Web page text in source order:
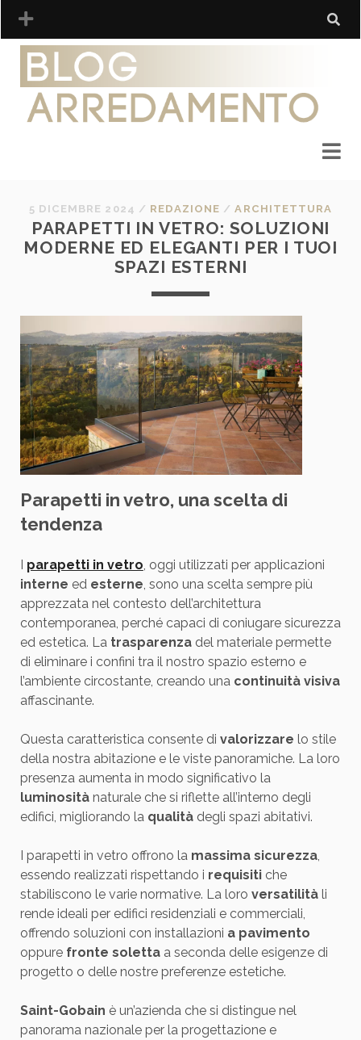
5 DICEMBRE 2024 / REDAZIONE /ARCHITETTURA
PARAPETTI IN VETRO: SOLUZIONI
MODERNE ED ELEGANTI PER I TUOI
SPAZI ESTERNI
Parapetti in vetro, una scelta di
tendenza
I parapetti in vetro, oggi utilizzati per applicazioni
interne ed esterne, sono una scelta sempre più
apprezzata nel contesto dell’architettura
contemporanea, perché capaci di coniugare sicurezza
ed estetica. La trasparenzadel materiale permette
di eliminare i confini tra il nostro spazio esterno e
l’ambiente circostante, creando una continuità visiva
affascinante.
Questa caratteristica consente di valorizzare lo stile
della nostra abitazione e le viste panoramiche. La loro
presenza aumenta in modo significativo la
luminosità naturale che si riflette all’interno degli
edifici, migliorando la qualitàdegli spazi abitativi.
I parapetti in vetro offrono la massima sicurezza,
essendo realizzati rispettando i requisiti che
stabiliscono le varie normative. La loro versatilitàli
rende ideali per edifici residenziali e commerciali,
offrendo soluzioni con installazioni a pavimento
oppure fronte soletta a seconda delle esigenze di
progetto o delle nostre preferenze estetiche.
Saint-Gobain è un’azienda che si distingue nel
panorama nazionale per la progettazione e